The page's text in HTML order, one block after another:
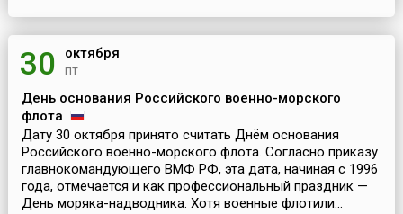
30 октября
пт
День основания Российского военно-морского
флота
Дату 30 октября принято считать Днём основания
Российского военно-морского флота. Согласно приказу
главнокомандующего ВМФ РФ, эта дата, начиная с 1996
года, отмечается и как профессиональный праздник —
День моряка-надводника. Хотя военные флотили...